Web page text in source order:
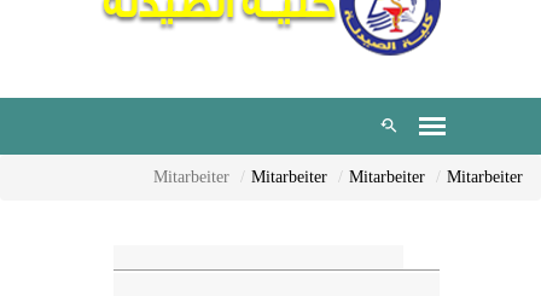
Mitarbeiter
Mitarbeiter
Mitarbeiter
Mitarbeiter